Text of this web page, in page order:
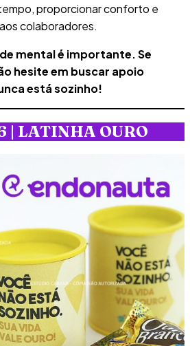
proporcionar conforto e
colaboradores.
mental é importante. Se
hesite em buscar apoio
está sozinho!
| LATINHA OURO